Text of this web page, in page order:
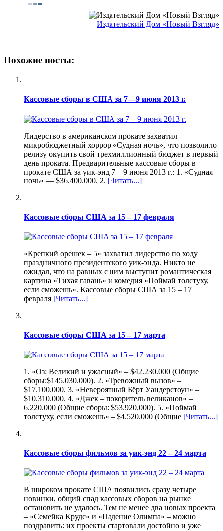
Издательский Дом «Новый Взгляд»
Похожие посты:
Кассовые сборы в США за 7—9 июня 2013 г.
Лидерство в американском прокате захватил
микробюджетный хоррор «Судная ночь», что позволило
релизу окупить свой трехмиллионный бюджет в первый
день проката. Предварительные кассовые сборы в
прокате США за уик-энд 7—9 июня 2013 г.: 1. «Судная
ночь» — $36.400.000. 2. [Читать...]
Кассовые сборы США за 15 – 17 февраля
«Крепкий орешек – 5» захватил лидерство по ходу
праздничного президентского уик-энда. Никто не
ожидал, что на равных с ним выступит романтическая
картина «Тихая гавань» и комедия «Поймай толстуху,
если сможешь». Кассовые сборы США за 15 – 17
февраля [Читать...]
Кассовые сборы США за 15 – 17 марта
1. «Оз: Великий и ужасный» – $42.230.000 (Общие
сборы:$145.030.000). 2. «Тревожный вызов» –
$17.100.000. 3. «Невероятный Бёрт Уандерстоун» –
$10.310.000. 4. «Джек – покоритель великанов» –
6.220.000 (Общие сборы: $53.920.000). 5. «Поймай
толстуху, если сможешь» – $4.520.000 (Общие [Читать...]
Кассовые сборы фильмов за уик-энд 22 – 24 марта
В широком прокате США появились сразу четыре
новинки, общий спад кассовых сборов на рынке
остановить не удалось. Тем не менее два новых проекта
– «Семейка Крудс» и «Падение Олимпа» – можно
поздравить: их проекты стартовали достойно и уже